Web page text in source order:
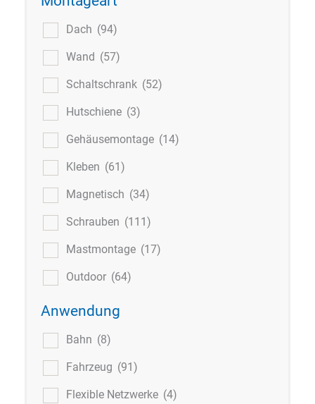
Dach (94)
Wand (57)
Schaltschrank (52)
Hutschiene (3)
Gehäusemontage (14)
Kleben (61)
Magnetisch (34)
Schrauben (111)
Mastmontage (17)
Outdoor (64)
Anwendung
Bahn (8)
Fahrzeug (91)
Flexible Netzwerke (4)